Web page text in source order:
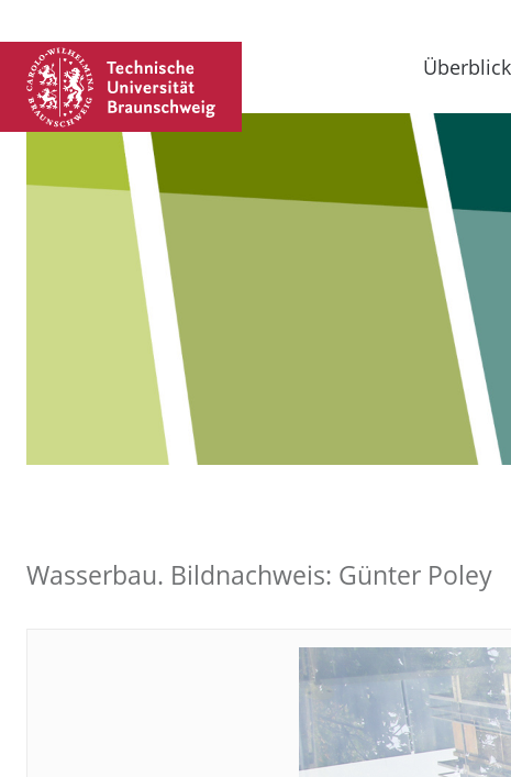
Überblick
Wasserbau. Bildnachweis: Günter Poley